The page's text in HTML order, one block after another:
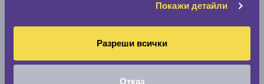
Покажи детайли
Разреши всички
Отказ